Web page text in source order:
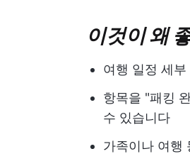
이것이 왜
여행 일정 세
항목을 "패킹
수 있습니다
가족이나 여행